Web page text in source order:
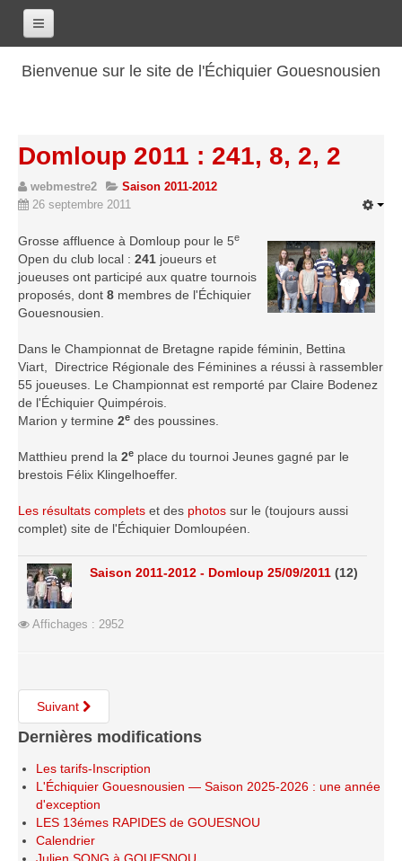
Bienvenue sur le site de l'Échiquier Gouesnousien
Les renseignements
Les coordonnées
Les tarifs
Les licenciés
Les bilans sportifs
Saison 2017-2018
Saison 2016-2017
Saison 2015-2016
Saison 2013-2014
Saison 2012-2013
Saison 2011-2012
Saison 2010-2011
Saison 2009-2010
L'Open de Noël
Les Rapides
Les tournois de saison
Le Challenge Blitz
Le Challenge 2014-2015
Le Challenge 2013-2014
Domloup 2011 : 241, 8, 2, 2
webmestre2
Saison 2011-2012
26 septembre 2011
Grosse affluence à Domloup pour le 5e
Open du club local : 241 joueurs et
joueuses ont participé aux quatre tournois
proposés, dont 8 membres de l'Échiquier
Gouesnousien.
Dans le Championnat de Bretagne rapide féminin, Bettina
Viart, Directrice Régionale des Féminines a réussi à rassembler
55 joueuses. Le Championnat est remporté par Claire Bodenez
de l'Échiquier Quimpérois.
Marion y termine 2e des poussines.
Matthieu prend la 2e place du tournoi Jeunes gagné par le
brestois Félix Klingelhoeffer.
Les résultats complets et des photos sur le (toujours aussi
complet) site de l'Échiquier Domloupéen.
Saison 2011-2012 - Domloup 25/09/2011 (12)
Affichages : 2952
Suivant
Dernières modifications
Les tarifs-Inscription
L'Échiquier Gouesnousien — Saison 2025-2026 : une année
d'exception
LES 13émes RAPIDES de GOUESNOU
Calendrier